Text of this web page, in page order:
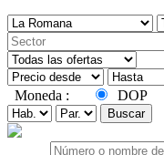
Moneda : DOP
Buscar